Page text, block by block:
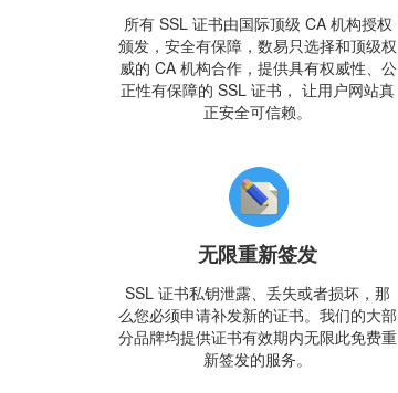
所有 SSL 证书由国际顶级 CA 机构授权
颁发，安全有保障，数易只选择和顶级权
威的 CA 机构合作，提供具有权威性、公
正性有保障的 SSL 证书， 让用户网站真
正安全可信赖。
无限重新签发
SSL 证书私钥泄露、丢失或者损坏，那
么您必须申请补发新的证书。我们的大部
分品牌均提供证书有效期内无限此免费重
新签发的服务。